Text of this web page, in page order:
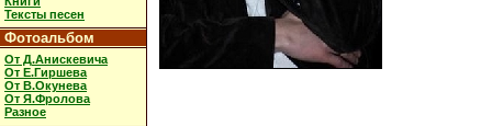
Тексты песен
Фотоальбом
От Д.Анискевича
От Е.Гиршева
От В.Окунева
От Я.Фролова
Разное